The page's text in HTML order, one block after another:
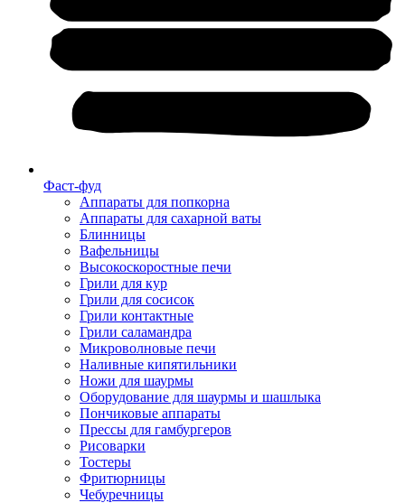
Фаст-фуд
Аппараты для попкорна
Аппараты для сахарной ваты
Блинницы
Вафельницы
Высокоскоростные печи
Грили для кур
Грили для сосисок
Грили контактные
Грили саламандра
Микроволновые печи
Наливные кипятильники
Ножи для шаурмы
Оборудование для шаурмы и шашлыка
Пончиковые аппараты
Прессы для гамбургеров
Рисоварки
Тостеры
Фритюрницы
Чебуречницы